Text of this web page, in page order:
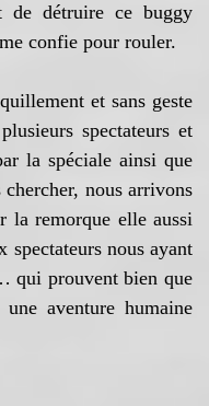
de détruire ce buggy
confie pour rouler.
et sans geste
spectateurs et
la spéciale ainsi que
nous arrivons
la remorque elle aussi
spectateurs nous ayant
qui prouvent bien que
aventure humaine